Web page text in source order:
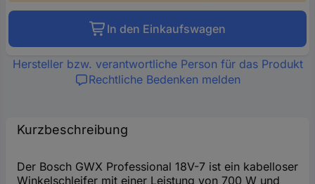
In den Einkaufswagen
Hersteller bzw. verantwortliche Person für das Produkt
Rechtliche Bedenken melden
Kurzbeschreibung
Der Bosch GWX Professional 18V-7 ist ein kabelloser
Winkelschleifer mit einer Leistung von 700 W und